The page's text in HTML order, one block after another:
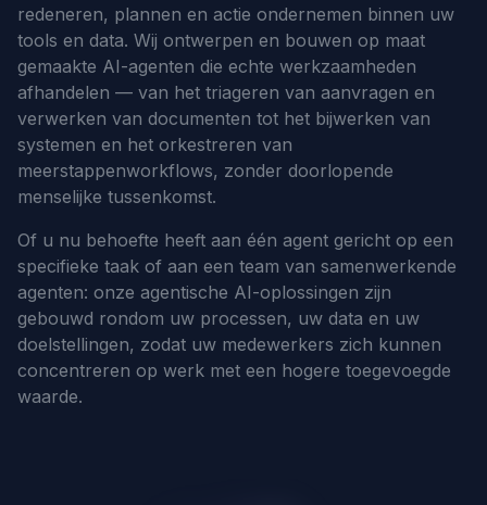
redeneren, plannen en actie ondernemen binnen uw
tools en data. Wij ontwerpen en bouwen op maat
gemaakte AI-agenten die echte werkzaamheden
afhandelen — van het triageren van aanvragen en
verwerken van documenten tot het bijwerken van
systemen en het orkestreren van
meerstappenworkflows, zonder doorlopende
menselijke tussenkomst.
Of u nu behoefte heeft aan één agent gericht op een
specifieke taak of aan een team van samenwerkende
agenten: onze agentische AI-oplossingen zijn
gebouwd rondom uw processen, uw data en uw
doelstellingen, zodat uw medewerkers zich kunnen
concentreren op werk met een hogere toegevoegde
waarde.